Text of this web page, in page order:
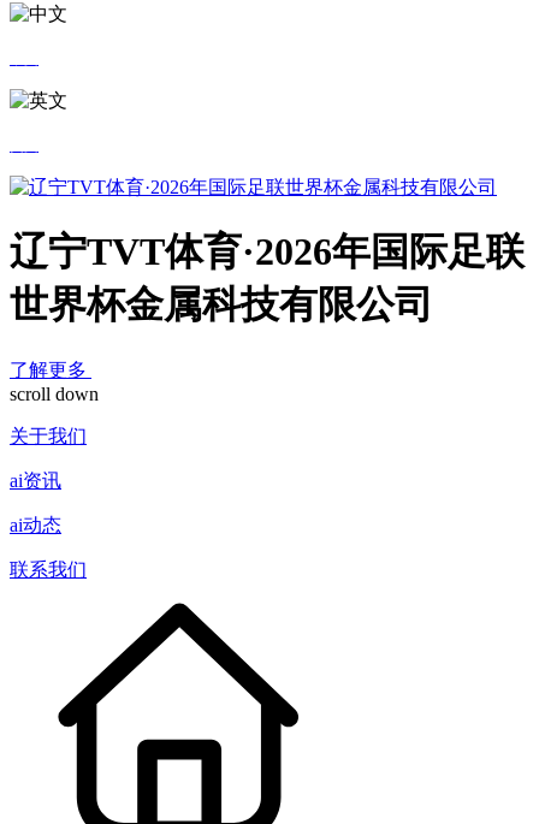
辽宁TVT体育·2026年国际足联
世界杯金属科技有限公司
了解更多
scroll down
关于我们
ai资讯
ai动态
联系我们